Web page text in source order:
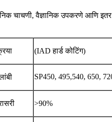
चाचणी, वैज्ञानिक उपकरणे आणि इतर
(IAD हार्ड कोटिंग)
SP450, 495,540, 650,
>90%